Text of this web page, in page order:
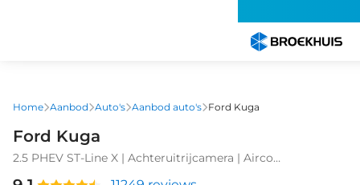
gaan
Home Aanbod Auto's Aanbod auto's Ford Kuga
Ford Kuga
2.5 PHEV ST-Line X | Achteruitrijcamera | Airco